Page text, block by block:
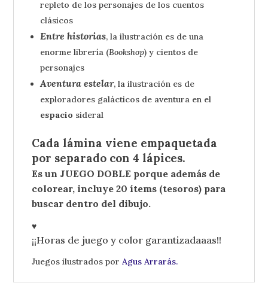
repleto de los personajes de los cuentos
clásicos
Entre historias, la ilustración es de una
enorme librería (Bookshop) y cientos de
personajes
Aventura estelar, la ilustración es de
exploradores galácticos de aventura en el
espacio sideral
Cada lámina viene empaquetada
por separado con 4 lápices.
Es un JUEGO DOBLE porque además de
colorear, incluye 20 ítems (tesoros) para
buscar dentro del dibujo.
♥
¡¡Horas de juego y color garantizadaaas!!
Juegos ilustrados porAgus Arrarás.